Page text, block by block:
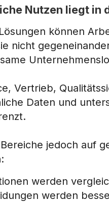
Nutzen liegt in
können
nicht
Vertrieb,
Daten und
jedoch auf
werden
werden